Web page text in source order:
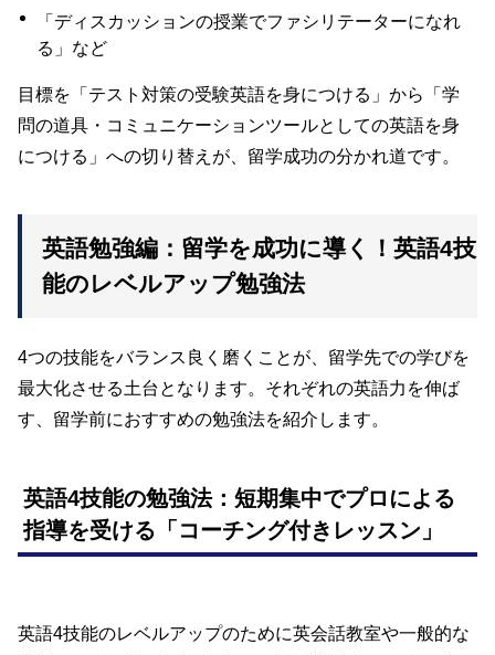
「ディスカッションの授業でファシリテーターになれ
る」など
目標を「テスト対策の受験英語を身につける」から「学
問の道具・コミュニケーションツールとしての英語を身
につける」への切り替えが、留学成功の分かれ道です。
英語勉強編：留学を成功に導く！英語4技
能のレベルアップ勉強法
4つの技能をバランス良く磨くことが、留学先での学びを
最大化させる土台となります。それぞれの英語力を伸ば
す、留学前におすすめの勉強法を紹介します。
英語4技能の勉強法：短期集中でプロによる
指導を受ける「コーチング付きレッスン」
英語4技能のレベルアップのために英会話教室や一般的な